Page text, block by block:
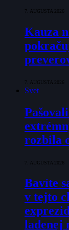
7. AUGUSTA 2026
Kauza
7. AUGUSTA 2026
Svet
rozbila
7. AUGUSTA 2026
Bavíte
v tejto
ladenej